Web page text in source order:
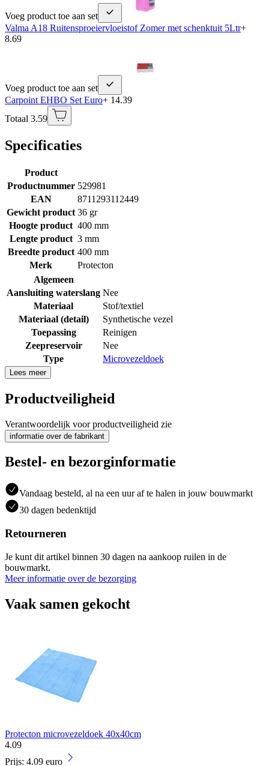
Voeg product toe aan set
Valma A18 Ruitensproeiervloeistof Zomer met schenktuit 5Ltr+
8.69
Voeg product toe aan set
Carpoint EHBO Set Euro+ 14.39
Totaal 3.59
Specificaties
Product
Productnummer 529981
EAN
8711293112449
Gewicht product 36 gr
Hoogte product 400 mm
Lengte product 3 mm
Breedte product 400 mm
Merk
Protecton
Algemeen
Aansluiting waterslang Nee
Materiaal
Stof/textiel
Materiaal (detail)
Synthetische vezel
Toepassing
Reinigen
Zeepreservoir
Nee
Type
Microvezeldoek
Lees meer
Productveiligheid
Verantwoordelijk voor productveiligheid zie
informatie over de fabrikant
Bestel- en bezorginformatie
Vandaag besteld, al na een uur af te halen in jouw bouwmarkt
30 dagen bedenktijd
Retourneren
Je kunt dit artikel binnen 30 dagen na aankoop ruilen in de
bouwmarkt.
Meer informatie over de bezorging
Vaak samen gekocht
Protecton microvezeldoek 40x40cm
4.09
Prijs: 4.09 euro